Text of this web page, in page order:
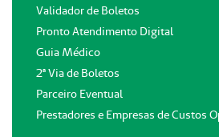
Validador de Boletos
Pronto Atendimento Digital
Guia Médico
2ª Via de Boletos
Parceiro Eventual
Prestadores e Empresas de Custos